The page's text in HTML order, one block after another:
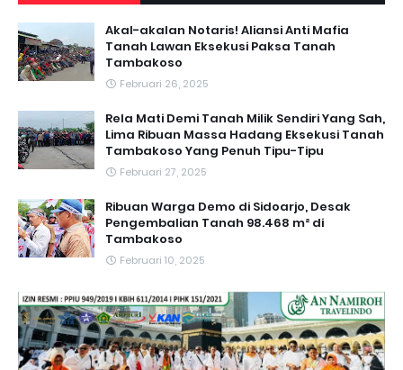
Akal-akalan Notaris! Aliansi Anti Mafia
Tanah Lawan Eksekusi Paksa Tanah
Tambakoso
Februari 26, 2025
Rela Mati Demi Tanah Milik Sendiri Yang Sah,
Lima Ribuan Massa Hadang Eksekusi Tanah
Tambakoso Yang Penuh Tipu-Tipu
Februari 27, 2025
Ribuan Warga Demo di Sidoarjo, Desak
Pengembalian Tanah 98.468 m² di
Tambakoso
Februari 10, 2025